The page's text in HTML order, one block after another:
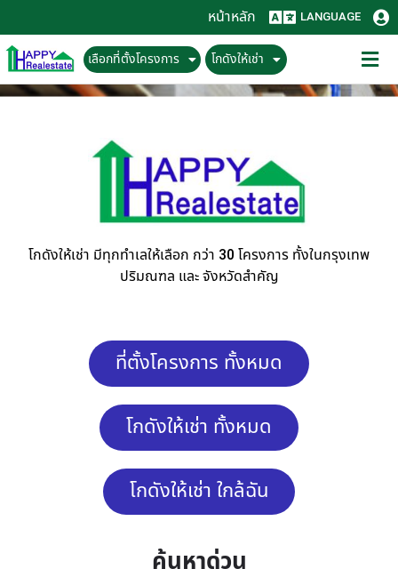
หน้าหลัก LANGUAGE
เลือกที่ตั้งโครงการ โกดังให้เช่า
โกดังให้เช่า มีทุกทำเลให้เลือก กว่า 30 โครงการ ทั้งในกรุงเทพ
ปริมณฑล และ จังหวัดสำคัญ
ที่ตั้งโครงการ ทั้งหมด
โกดังให้เช่า ทั้งหมด
โกดังให้เช่า ใกล้ฉัน